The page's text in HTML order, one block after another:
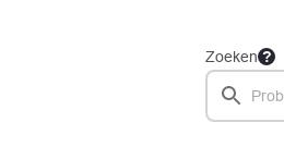
Zoeken